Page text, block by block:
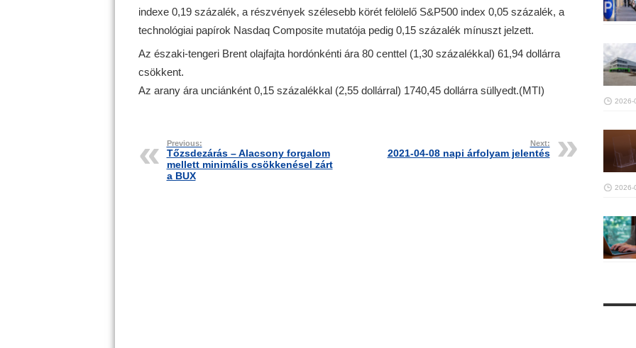
indexe 0,19 százalék, a részvények szélesebb körét felölelő S&P500 index 0,05 százalék, a
technológiai papírok Nasdaq Composite mutatója pedig 0,15 százalék mínuszt jelzett.
Az északi-tengeri Brent olajfajta hordónkénti ára 80 centtel (1,30 százalékkal) 61,94 dollárra
csökkent.
Az arany ára unciánként 0,15 százalékkal (2,55 dollárral) 1740,45 dollárra süllyedt.(MTI)
Previous:
Tőzsdezárás – Alacsony forgalom
mellett minimális csökkenésel zárt
a BUX
Next:
2021-04-08 napi árfolyam jelentés
2026-
2026-